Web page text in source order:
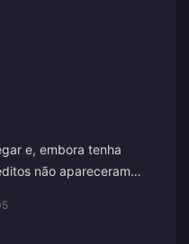
e, embora tenha
não apareceram
responder, o que me
a recarga foi concluída.